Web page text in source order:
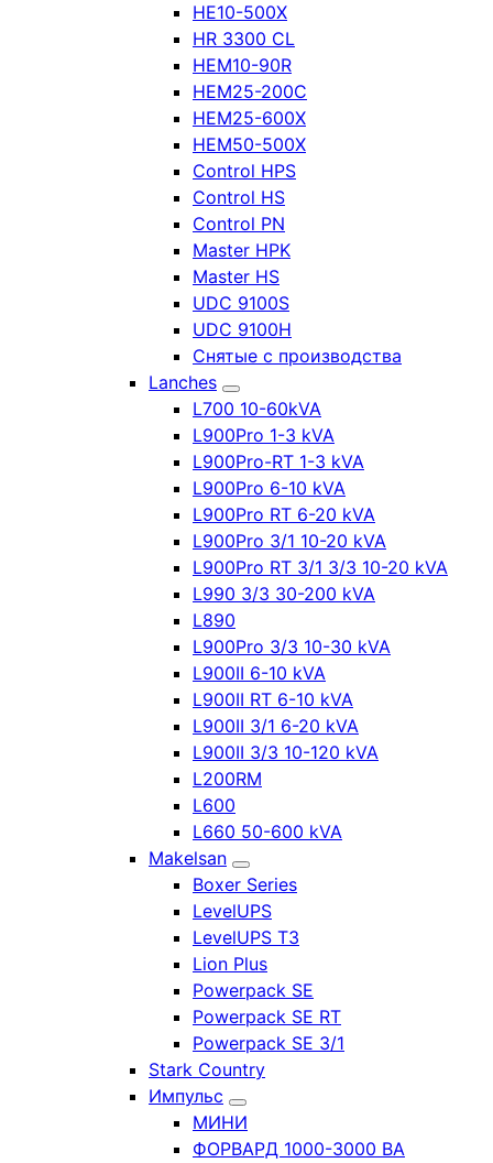
HE10-500X
HR 3300 CL
HEM10-90R
HEM25-200C
HEM25-600X
HEM50-500X
Control HPS
Control HS
Control PN
Master HPK
Master HS
UDC 9100S
UDC 9100H
Снятые с производства
Lanches
L700 10-60kVA
L900Pro 1-3 kVA
L900Pro-RT 1-3 kVA
L900Pro 6-10 kVA
L900Pro RT 6-20 kVA
L900Pro 3/1 10-20 kVA
L900Pro RT 3/1 3/3 10-20 kVA
L990 3/3 30-200 kVA
L890
L900Pro 3/3 10-30 kVA
L900II 6-10 kVA
L900II RT 6-10 kVA
L900II 3/1 6-20 kVA
L900II 3/3 10-120 kVA
L200RM
L600
L660 50-600 kVA
Makelsan
Boxer Series
LevelUPS
LevelUPS T3
Lion Plus
Powerpack SE
Powerpack SE RT
Powerpack SE 3/1
Stark Country
Импульс
МИНИ
ФОРВАРД 1000-3000 ВА